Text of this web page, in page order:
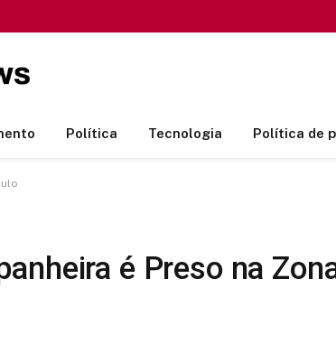
Política Tecnologia Política de
é Preso na